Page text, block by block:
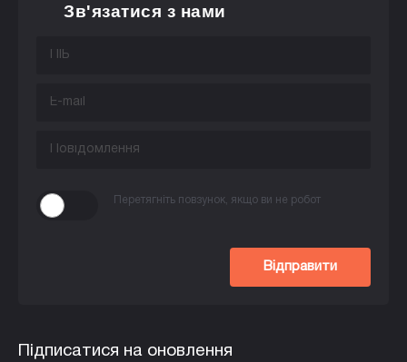
Зв'язатися з нами
Перетягніть повзунок, якщо ви не робот
Відправити
Підписатися на оновлення